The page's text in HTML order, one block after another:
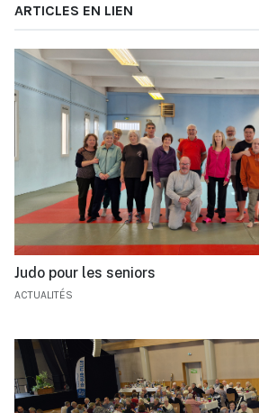
ARTICLES EN LIEN
Judo pour les seniors
ACTUALITÉS